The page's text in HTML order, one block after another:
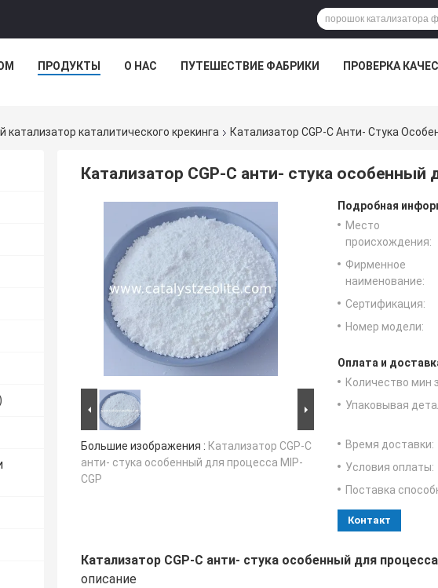
ПРОДУКТЫ О НАС ПУТЕШЕСТВИЕ ФАБРИКИ ПРОВЕРКА
катализатор каталитического крекинга Катализатор CGP-C Анти- Стука
Катализатор CGP-C анти- стука особенный
Большие изображения : Катализатор CGP-C
анти- стука особенный для процесса MIP-
CGP
Подробная
Место
происхождения:
Фирменное
наименование:
Сертификация:
Номер модели:
Оплата и
Количество мин
Упаковывая
Время доставки:
Условия оплаты:
Поставка
Контакт
Катализатор CGP-C анти- стука особенный для
описание